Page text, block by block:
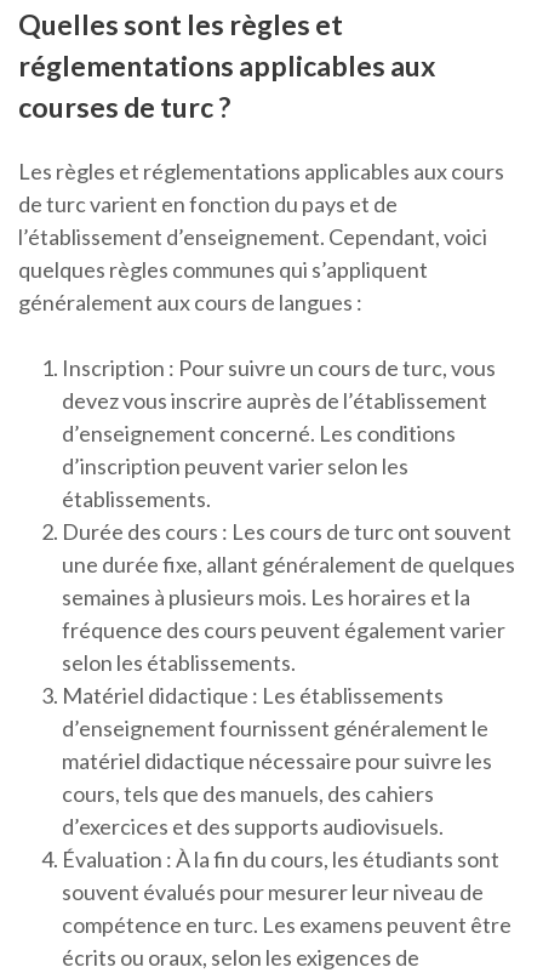
Quelles sont les règles et
réglementations applicables aux
courses de turc ?
Les règles et réglementations applicables aux cours
de turc varient en fonction du pays et de
l’établissement d’enseignement. Cependant, voici
quelques règles communes qui s’appliquent
généralement aux cours de langues :
Inscription : Pour suivre un cours de turc, vous
devez vous inscrire auprès de l’établissement
d’enseignement concerné. Les conditions
d’inscription peuvent varier selon les
établissements.
Durée des cours : Les cours de turc ont souvent
une durée fixe, allant généralement de quelques
semaines à plusieurs mois. Les horaires et la
fréquence des cours peuvent également varier
selon les établissements.
Matériel didactique : Les établissements
d’enseignement fournissent généralement le
matériel didactique nécessaire pour suivre les
cours, tels que des manuels, des cahiers
d’exercices et des supports audiovisuels.
Évaluation : À la fin du cours, les étudiants sont
souvent évalués pour mesurer leur niveau de
compétence en turc. Les examens peuvent être
écrits ou oraux, selon les exigences de